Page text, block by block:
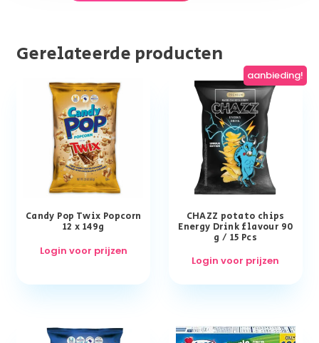
Gerelateerde producten
Candy Pop Twix Popcorn
12 x 149g
Login voor prijzen
aanbieding!
CHAZZ potato chips
Energy Drink flavour 90
g / 15 Pcs
Login voor prijzen